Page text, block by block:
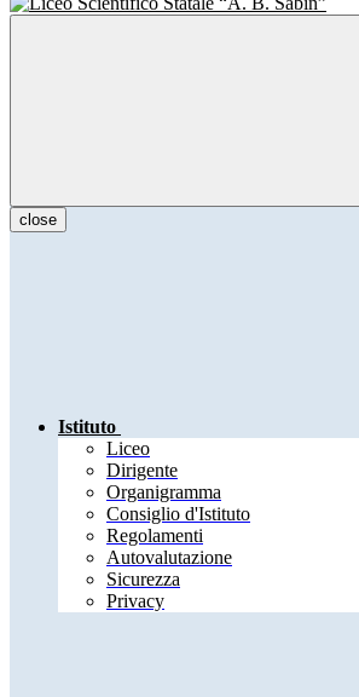
close
Istituto
Liceo
Dirigente
Organigramma
Consiglio d'Istituto
Regolamenti
Autovalutazione
Sicurezza
Privacy